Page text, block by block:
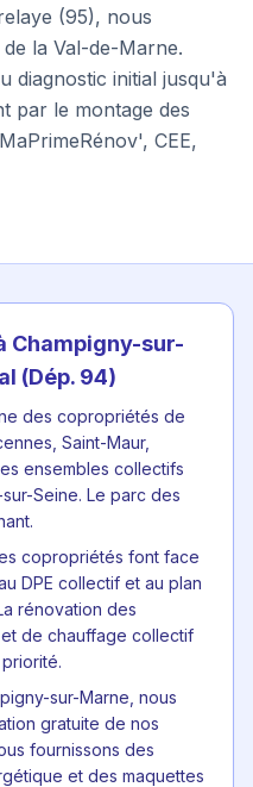
(95), nous
la Val-de-Marne.
diagnostic initial jusqu'à
par le montage des
CEE,
Champigny-sur-
(Dép. 94)
des copropriétés de
Saint-Maur,
ensembles collectifs
Seine. Le parc des
copropriétés font face
DPE collectif et au plan
rénovation des
de chauffage collectif
sur-Marne, nous
gratuite de nos
fournissons des
et des maquettes